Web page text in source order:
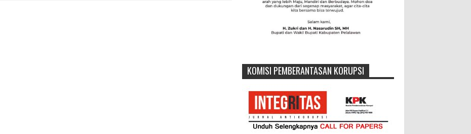
KOMISI PEMBERANTASAN KORUPSI